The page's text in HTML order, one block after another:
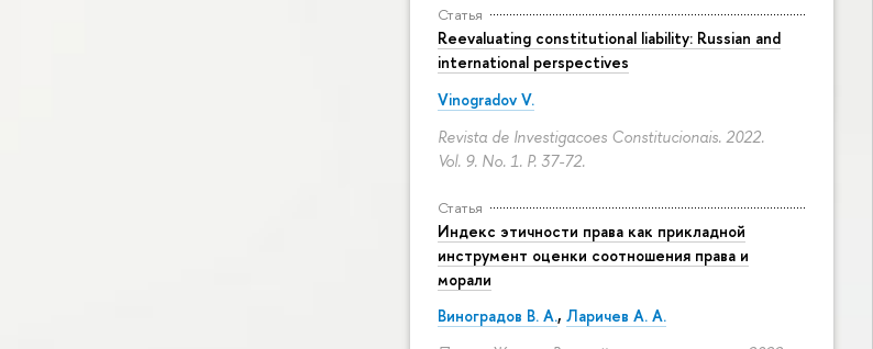
Статья
Reevaluating constitutional liability: Russian and
international perspectives
Vinogradov V.
Revista de Investigacoes Constitucionais. 2022.
Vol. 9. No. 1. P. 37-72.
Статья
Индекс этичности права как прикладной
инструмент оценки соотношения права и
морали
Виноградов В. А., Ларичев А. А.